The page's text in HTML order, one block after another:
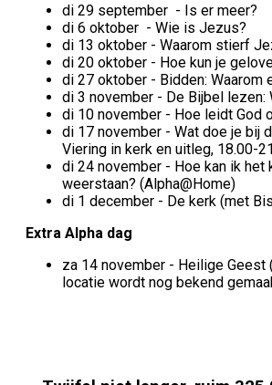
di 29 september - Is er meer?
di 6 oktober - Wie is Jezus?
di 13 oktober - Waarom stierf
di 20 oktober - Hoe kun je
di 27 oktober - Bidden: Waarom
di 3 november - De Bijbel lezen:
di 10 november - Hoe leidt God
di 17 november - Wat doe je bij
Viering in kerk en uitleg, 18.00-
di 24 november - Hoe kan ik het
weerstaan? (Alpha@Home)
di 1 december - De kerk (met
Extra Alpha dag
za 14 november - Heilige Geest
locatie wordt nog bekend